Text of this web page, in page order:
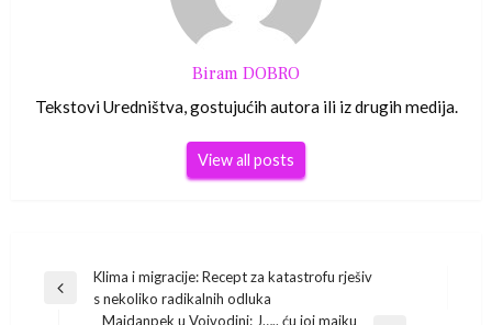
Biram DOBRO
Tekstovi Uredništva, gostujućih autora ili iz drugih medija.
View all posts
Navigacija
Previous
Klima i migracije: Recept za katastrofu rješiv
s nekoliko radikalnih odluka
Majdanpek u Vojvodini: J….. ću joj majku